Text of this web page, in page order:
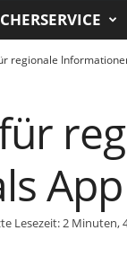
regionale
App
Lesezeit: 2 Minuten,